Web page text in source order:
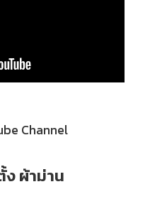
Channel
ผ้าม่าน